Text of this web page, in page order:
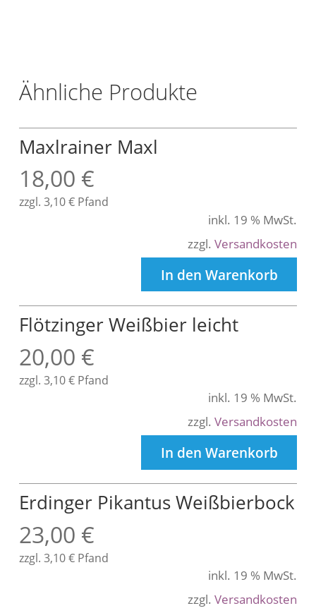
Ähnliche Produkte
Maxlrainer Maxl
18,00 €
zzgl.3,10€ Pfand
inkl. 19 % MwSt.
zzgl. Versandkosten
In den Warenkorb
Flötzinger Weißbier leicht
20,00 €
zzgl.3,10€ Pfand
inkl. 19 % MwSt.
zzgl. Versandkosten
In den Warenkorb
Erdinger Pikantus Weißbierbock
23,00 €
zzgl.3,10€ Pfand
inkl. 19 % MwSt.
zzgl. Versandkosten